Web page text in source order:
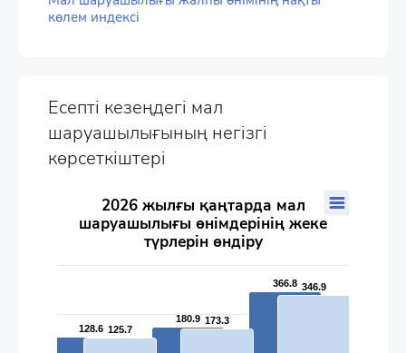
көлем индексі
Есепті кезеңдегі мал
шаруашылығының негізгі
көрсеткіштері
2026 жылғы қаңтарда мал шаруашылығы өнімдерінің жеке
Bar chart with 2 data series.
The chart has 1 X axis displaying categories.
The chart has 2 Y axes displaying values, and values.
2026 жылғы қаңтарда мал
шаруашылығы өнімдерінің жеке
түрлерін өндіру
128.6
128.6
180.9
180.9
366.8
366.8
125.7
125.7
173.3
173.3
346.9
346.9